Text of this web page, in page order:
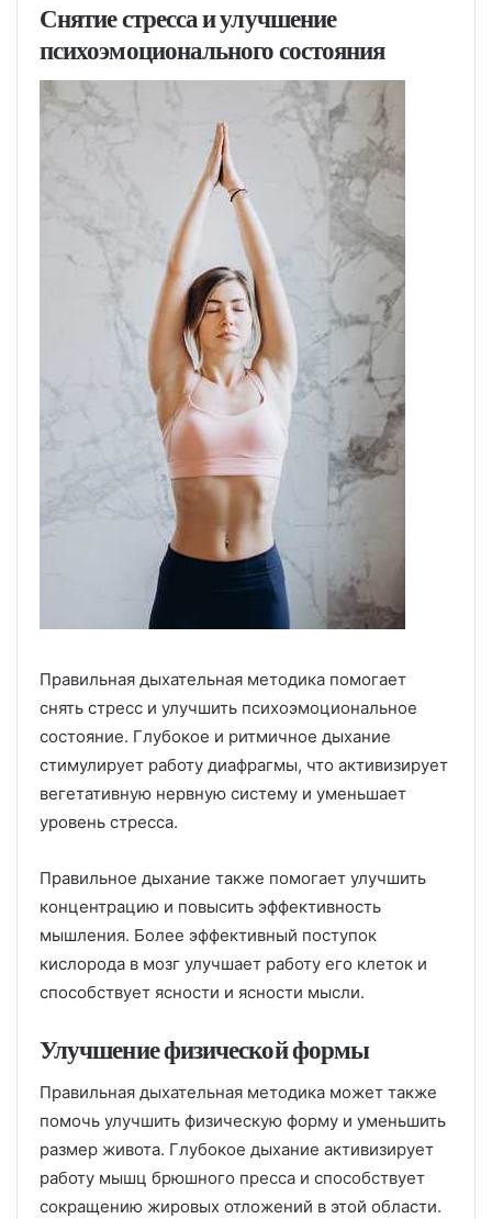
Снятие стресса и улучшение
психоэмоционального состояния
Правильная дыхательная методика помогает
снять стресс и улучшить психоэмоциональное
состояние. Глубокое и ритмичное дыхание
стимулирует работу диафрагмы, что активизирует
вегетативную нервную систему и уменьшает
уровень стресса.
Правильное дыхание также помогает улучшить
концентрацию и повысить эффективность
мышления. Более эффективный поступок
кислорода в мозг улучшает работу его клеток и
способствует ясности и ясности мысли.
Улучшение физической формы
Правильная дыхательная методика может также
помочь улучшить физическую форму и уменьшить
размер живота. Глубокое дыхание активизирует
работу мышц брюшного пресса и способствует
сокращению жировых отложений в этой области.